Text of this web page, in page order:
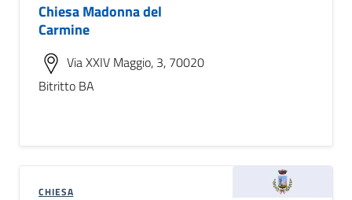
Chiesa Madonna del
Carmine
Via XXIV Maggio, 3, 70020
Bitritto BA
CHIESA